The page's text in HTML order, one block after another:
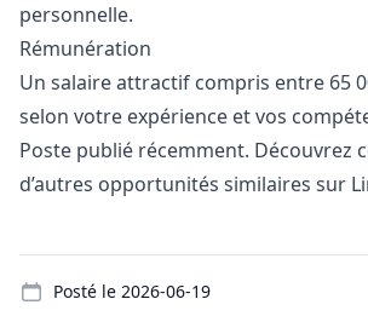
personnelle.
Rémunération
Un salaire attractif compris entre 65
selon votre expérience et vos
Poste publié récemment. Découvrez
d’autres opportunités similaires sur
Posté le 2026-06-19